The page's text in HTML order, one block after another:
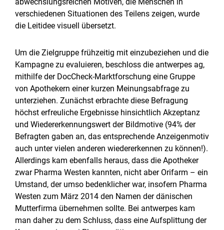
verschiedenen Situationen des Teilens zeigen, wurde
die Leitidee visuell übersetzt.
Um die Zielgruppe frühzeitig mit einzubeziehen und die
Kampagne zu evaluieren, beschloss die antwerpes ag,
mithilfe der DocCheck-Marktforschung eine Gruppe
von Apothekern einer kurzen Meinungsabfrage zu
unterziehen. Zunächst erbrachte diese Befragung
höchst erfreuliche Ergebnisse hinsichtlich Akzeptanz
und Wiedererkennungswert der Bildmotive (94% der
Befragten gaben an, das entsprechende Anzeigenmotiv
auch unter vielen anderen wiedererkennen zu können!).
Allerdings kam ebenfalls heraus, dass die Apotheker
zwar Pharma Westen kannten, nicht aber Orifarm – ein
Umstand, der umso bedenklicher war, insofern Pharma
Westen zum März 2014 den Namen der dänischen
Mutterfirma übernehmen sollte. Bei antwerpes kam
man daher zu dem Schluss, dass eine Aufsplittung der